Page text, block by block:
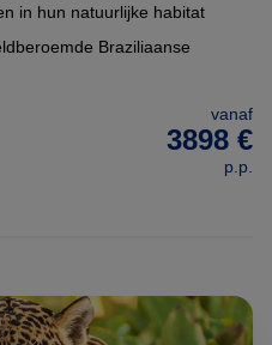
in hun natuurlijke habitat
Braziliaanse
vanaf
3898 €
p.p.